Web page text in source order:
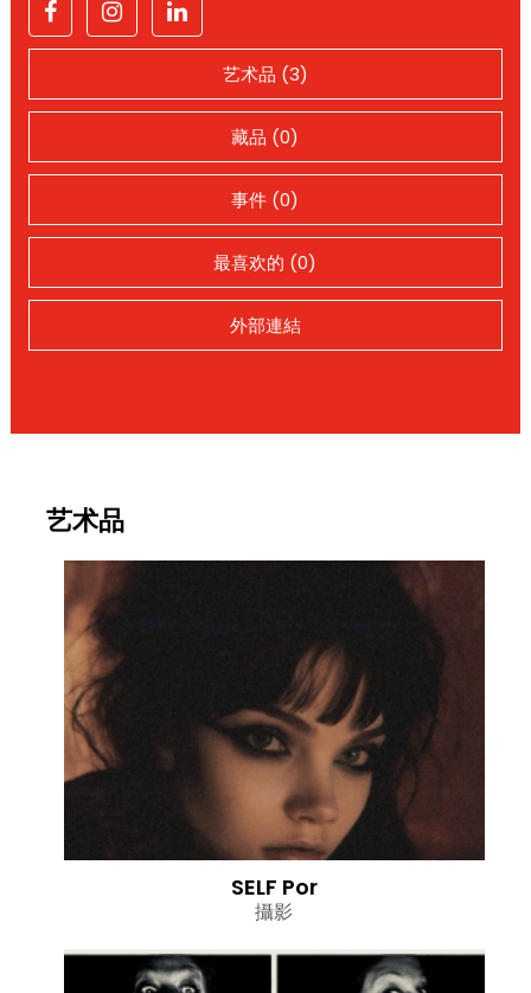
艺术品 (3)
藏品 (0)
事件 (0)
最喜欢的 (0)
外部連結
艺术品
SELF Por
攝影